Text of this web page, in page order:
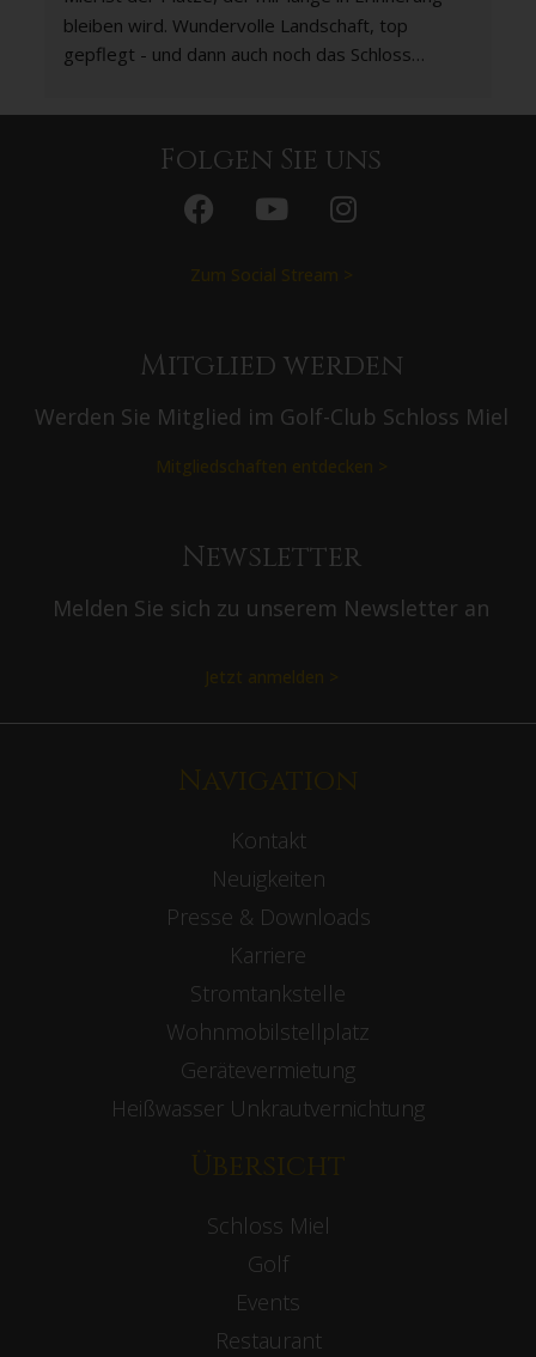
bleiben wird. Wundervolle Landschaft, top
gepflegt - und dann auch noch das Schloss…
Folgen Sie uns
Zum Social Stream >
Mitglied werden
Werden Sie Mitglied im Golf-Club Schloss Miel
Mitgliedschaften entdecken >
Newsletter
Melden Sie sich zu unserem Newsletter an
Jetzt anmelden >
Navigation
Kontakt
Neuigkeiten
Presse & Downloads
Karriere
Stromtankstelle
Wohnmobilstellplatz
Gerätevermietung
Heißwasser Unkrautvernichtung
Übersicht
Schloss Miel
Golf
Events
Restaurant